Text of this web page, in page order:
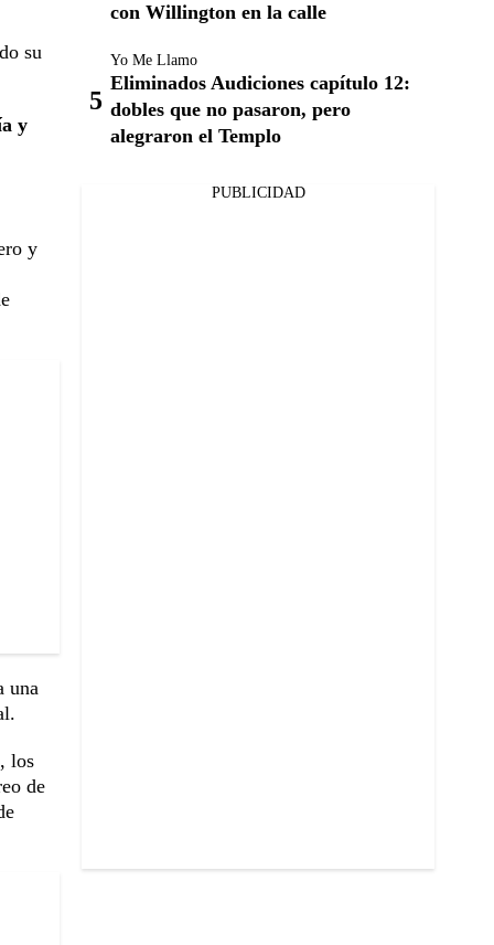
su
y
y
una
, los
de
con Willington en la calle
Yo Me Llamo
Eliminados Audiciones capítulo 12:
dobles que no pasaron, pero
alegraron el Templo
PUBLICIDAD